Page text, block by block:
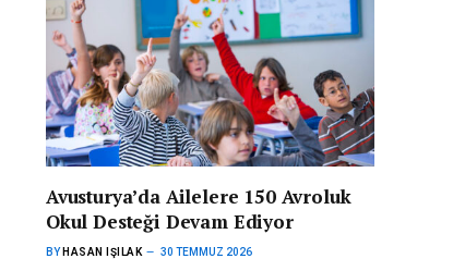
Avusturya’da Ailelere 150 Avroluk
Okul Desteği Devam Ediyor
BY HASAN IŞILAK 30 TEMMUZ 2026